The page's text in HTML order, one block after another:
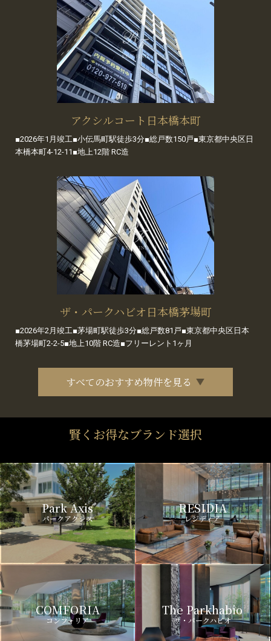
アクシルコート日本橋本町
■2026年1月竣工■小伝馬町駅徒歩3分■総戸数150戸■東京都中央区日
本橋本町4-12-11■地上12階 RC造
ザ・パークハビオ日本橋茅場町
■2026年2月竣工■茅場町駅徒歩3分■総戸数81戸■東京都中央区日本
橋茅場町2-2-5■地上10階 RC造■フリーレント1ヶ月
すべてのおすすめ物件を見る
賢くお得なブランド選択
Park Axis
パークアクシス
RESIDIA
レジディア
COMFORIA
コンフォリア
The Parkhabio
ザ・パークハビオ